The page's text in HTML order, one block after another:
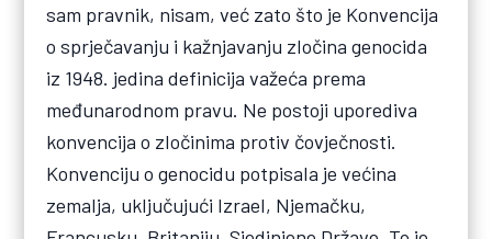
sam pravnik, nisam, već zato što je Konvencija
o sprječavanju i kažnjavanju zločina genocida
iz 1948. jedina definicija važeća prema
međunarodnom pravu. Ne postoji uporediva
konvencija o zločinima protiv čovječnosti.
Konvenciju o genocidu potpisala je većina
zemalja, uključujući Izrael, Njemačku,